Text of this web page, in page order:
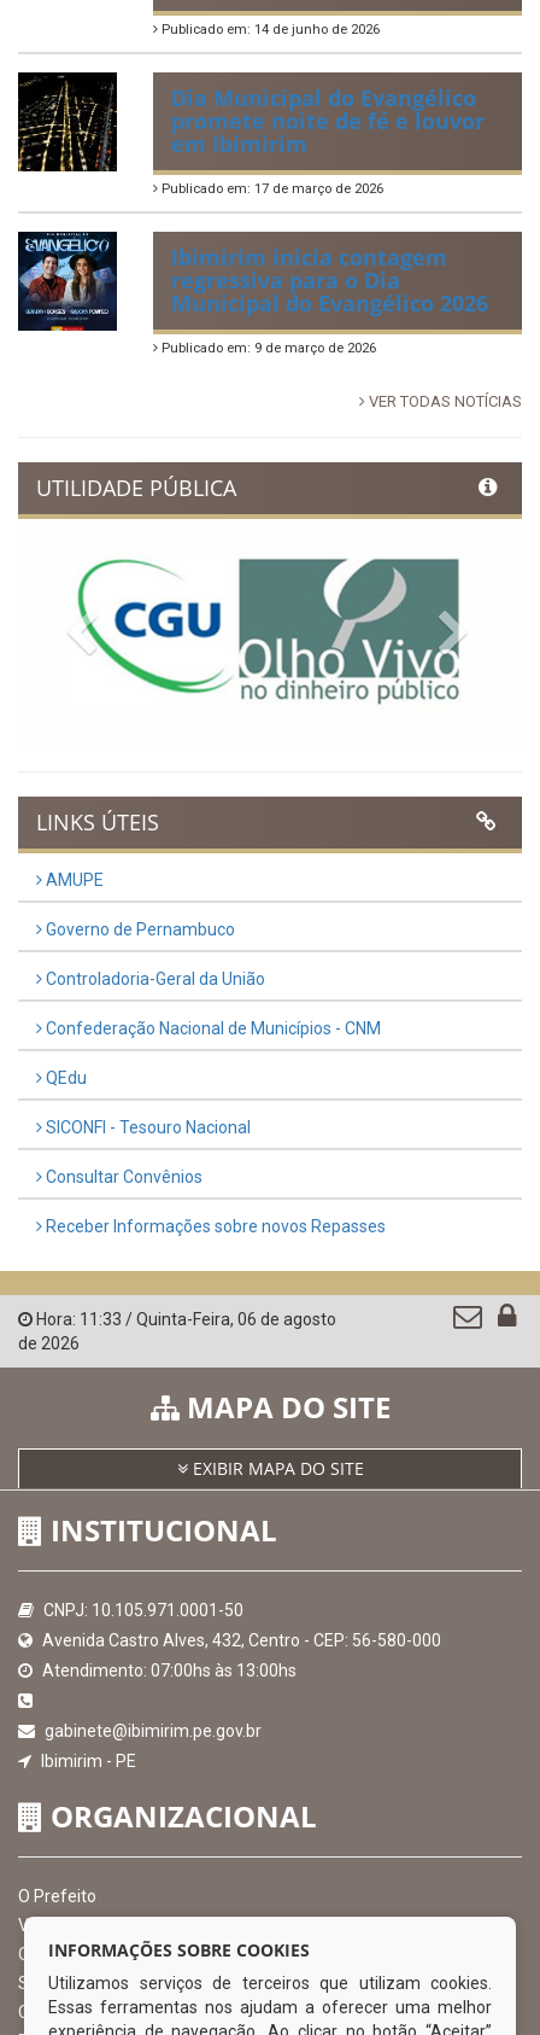
Publicado em: 14 de junho de 2026
Dia Municipal do Evangélico
promete noite de fé e louvor
em Ibimirim
Publicado em: 17 de março de 2026
Ibimirim inicia contagem
regressiva para o Dia
Municipal do Evangélico 2026
Publicado em: 9 de março de 2026
VER TODAS NOTÍCIAS
UTILIDADE PÚBLICA
Previous
LINKS ÚTEIS
AMUPE
Governo de Pernambuco
Controladoria-Geral da União
Confederação Nacional de Municípios - CNM
QEdu
SICONFI - Tesouro Nacional
Consultar Convênios
Receber Informações sobre novos Repasses
Hora: 11:33 /Quinta-Feira, 06 de agosto
de 2026
MAPA DO SITE
EXIBIR MAPA DO SITE
INSTITUCIONAL
CNPJ: 10.105.971.0001-50
Avenida Castro Alves, 432, Centro - CEP: 56-580-000
Atendimento: 07:00hs às 13:00hs
gabinete@ibimirim.pe.gov.br
Ibimirim - PE
ORGANIZACIONAL
O Prefeito
Vice Prefeito
Ouvidoria Municipal
Serviço de Informação ao Cidadão – SIC
Chefe de Gabinete
INFORMAÇÕES SOBRE COOKIES
Utilizamos serviços de terceiros que utilizam cookies.
Essas ferramentas nos ajudam a oferecer uma melhor